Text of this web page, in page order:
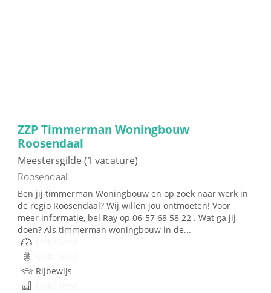
ZZP Timmerman Woningbouw
Roosendaal
Meestersgilde(1 vacature)
Roosendaal
Ben jij timmerman Woningbouw en op zoek naar werk in
de regio Roosendaal? Wij willen jou ontmoeten! Voor
meer informatie, bel Ray op 06-57 68 58 22 . Wat ga jij
doen? Als timmerman woningbouw in de...
Rijbewijs